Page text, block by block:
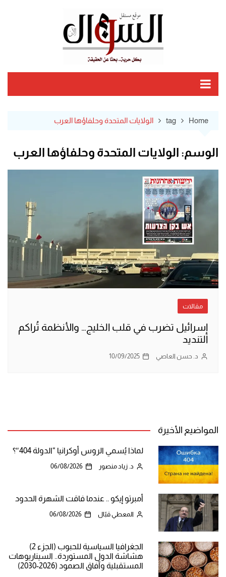
Home
tag الولايات المتحدة وحلفاؤها العرب
الوسم: الولايات المتحدة وحلفاؤها العرب
مقالات
إسرائيل تضرب في قلب الخليج… والأنظمة تُراكم
التنديد
د. حسن العاصي 10/09/2025
المواضيع الأخيرة
لماذا يُسمي الروس أوكرانيا “الدولة 404″؟
د. زياد منصور 06/08/2026
أمبرتو إيكو .. عندما فاقت الشهرة الحدود
المعطي قبّال 06/08/2026
الجغرافيا السياسية للحبوب (الجزء 2)
هشاشة الدول المستوردة.. السيناريوهات
المستقبلية وآفاق الصمود (2026-2030)